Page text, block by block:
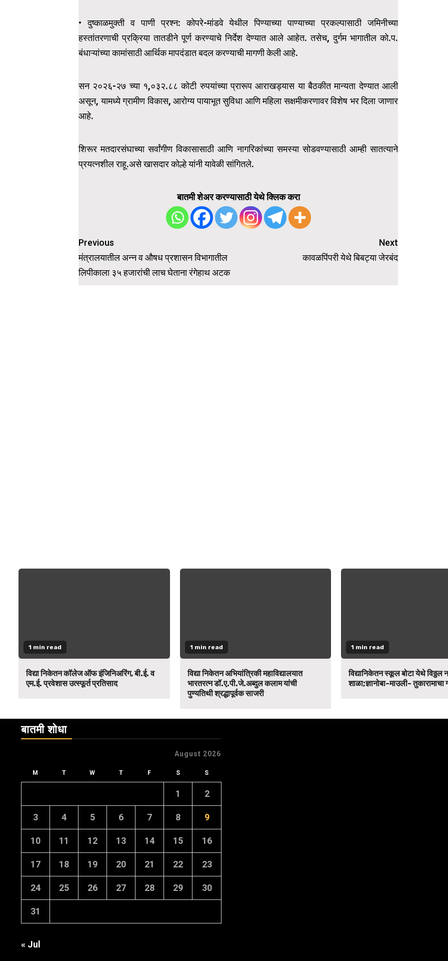
• दुष्काळमुक्ती व पाणी प्रश्न: कोपरे-मांडवे येथील पिण्याच्या पाण्याच्या प्रकल्पासाठी जमिनीच्या
हस्तांतरणाची प्रक्रिया तातडीने पूर्ण करण्याचे निर्देश देण्यात आले आहेत. तसेच, दुर्गम भागातील को.प.
बंधाऱ्यांच्या कामांसाठी आर्थिक मापदंडात बदल करण्याची मागणी केली आहे.
सन २०२६-२७ च्या १,०३२.८८ कोटी रुपयांच्या प्रारूप आराखड्यास या बैठकीत मान्यता देण्यात आली
असून, यामध्ये ग्रामीण विकास, आरोग्य पायाभूत सुविधा आणि महिला सक्षमीकरणावर विशेष भर दिला जाणार
आहे.
शिरूर मतदारसंघाच्या सर्वांगीण विकासासाठी आणि नागरिकांच्या समस्या सोडवण्यासाठी आम्ही सातत्याने
प्रयत्नशील राहू.असे खासदार कोल्हे यांनी यावेळी सांगितले.
बातमी शेअर करण्यासाठी येथे क्लिक करा
Post
navigation
Previous
मंत्रालयातील अन्न व औषध प्रशासन विभागातील
लिपीकाला ३५ हजारांची लाच घेताना रंगेहाथ अटक
Next
कावळपिंपरी येथे बिबट्या जेरबंद
1 min read
विद्या निकेतन कॉलेज ऑफ इंजिनिअरिंग, बी.ई. व
एम.ई. प्रवेशास उत्स्फूर्त प्रतिसाद
1 min read
विद्या निकेतन अभियांत्रिकी महाविद्यालयात
भारतरत्न डॉ.ए.पी.जे.अब्दुल कलाम यांची
पुण्यतिथी श्रद्धापूर्वक साजरी
1 min read
विद्यानिकेतन स्कूल बोटा येथे विठ्ठल
शाळा;ज्ञानोबा-माउली- तुकारामाचा
बातमी शोधा
August 2026
M T W T F S S
1 2
3 4 5 6 7 8 9
10 11 12 13 14 15 16
17 18 19 20 21 22 23
24 25 26 27 28 29 30
31
« Jul